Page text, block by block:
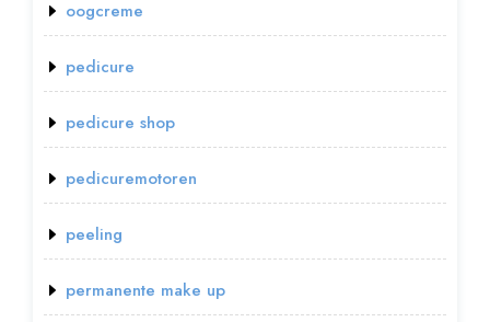
oogcreme
pedicure
pedicure shop
pedicuremotoren
peeling
permanente make up